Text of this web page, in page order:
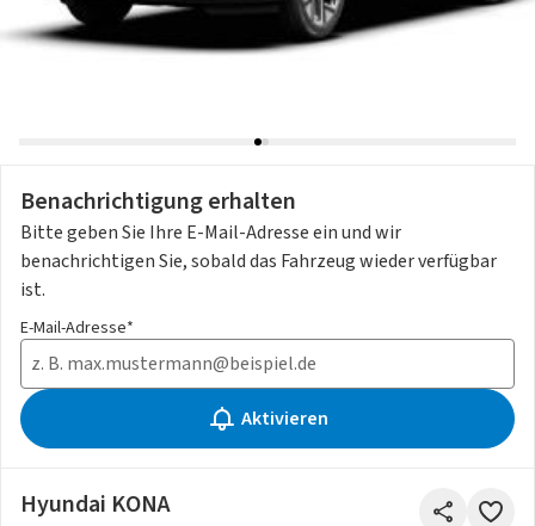
Benachrichtigung erhalten
Bitte geben Sie Ihre E-Mail-Adresse ein und wir
benachrichtigen Sie, sobald das Fahrzeug wieder verfügbar
ist.
E-Mail-Adresse*
Aktivieren
Hyundai KONA